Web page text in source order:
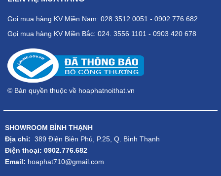
Gọi mua hàng KV Miền Nam: 028.3512.0051 - 0902.776.682
Gọi mua hàng KV Miền Bắc: 024. 3556 1101 - 0903 420 678
© Bản quyền thuộc về hoaphatnoithat.vn
SHOWROOM BÌNH THẠNH
Địa chỉ: 389 Điện Biên Phủ, P.25, Q. Bình Thạnh
Điện thoại: 0902.776.682
Email: hoaphat710@gmail.com